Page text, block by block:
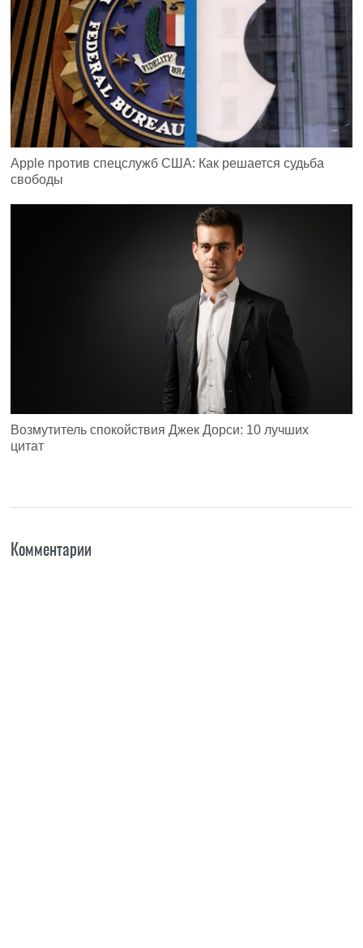
Apple против спецслужб США: Как решается судьба
свободы
Возмутитель спокойствия Джек Дорси: 10 лучших
цитат
Комментарии